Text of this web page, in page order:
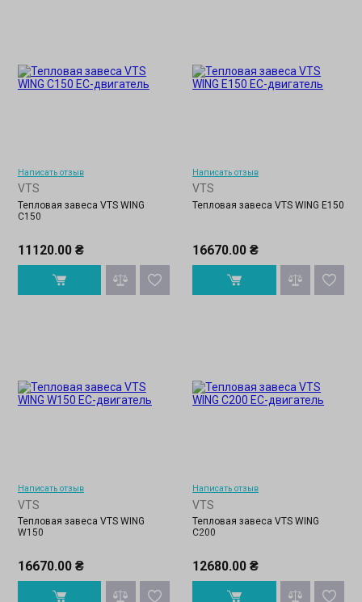
Написать отзыв
VTS
Тепловая завеса VTS WING
C150
11120.00 ₴
Написать отзыв
VTS
Тепловая завеса VTS WING Е150
16670.00 ₴
Написать отзыв
VTS
Тепловая завеса VTS WING
W150
16670.00 ₴
Написать отзыв
VTS
Тепловая завеса VTS WING
C200
12680.00 ₴